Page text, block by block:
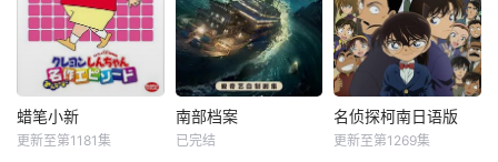
蜡笔小新
更新至第1181集
南部档案
已完结
名侦探柯南日语版
更新至第1269集